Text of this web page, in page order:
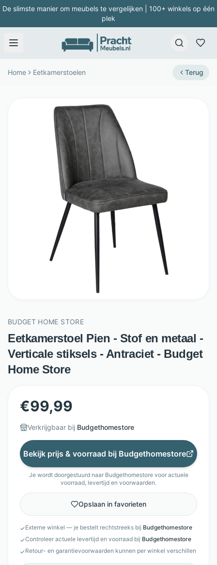
De slimste manier om meubels te vergelijken | 100+ winkels op één
plek
Home Eetkamerstoelen Terug
BUDGET HOME STORE
Eetkamerstoel Pien - Stof en metaal -
Verticale stiksels - Antraciet - Budget
Home Store
€99,99
Verkrijgbaar bij Budgethomestore
Bekijk prijs & voorraad bij Budgethomestore
Je wordt doorgestuurd naar Budgethomestorevoor actuele
voorraad, levertijd en voorwaarden.
Opslaan in favorieten
✓Externe winkel — je bestelt rechtstreeks bij Budgethomestore
✓Controleer actuele levertijd en voorraad bij Budgethomestore
✓Retour- en garantievoorwaarden kunnen per winkel verschillen